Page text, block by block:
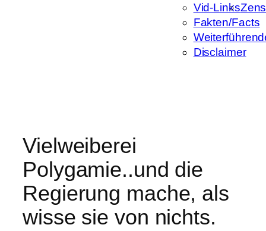
Vid-Links
Fakten/Facts
Disclaimer
Vielweiberei
Polygamie..und die
Regierung mache, als
wisse sie von nichts.